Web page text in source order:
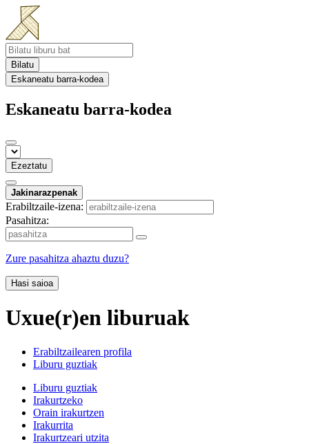
Bilatu
Eskaneatu barra-kodea
Eskaneatu barra-kodea
Ezeztatu
Jakinarazpenak
Erabiltzaile-izena:
Pasahitza:
Zure pasahitza ahaztu duzu?
Hasi saioa
Uxue(r)en liburuak
Erabiltzailearen profila
Liburu guztiak
Liburu guztiak
Irakurtzeko
Orain irakurtzen
Irakurrita
Irakurtzeari utzita